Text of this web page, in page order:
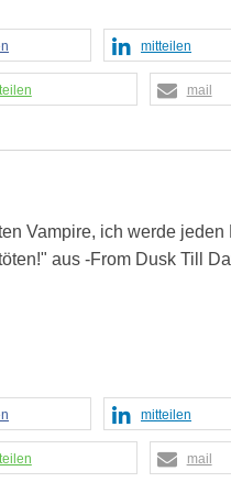
mitteilen
mail
Vampire, ich werde
aus -From Dusk Till
mitteilen
mail